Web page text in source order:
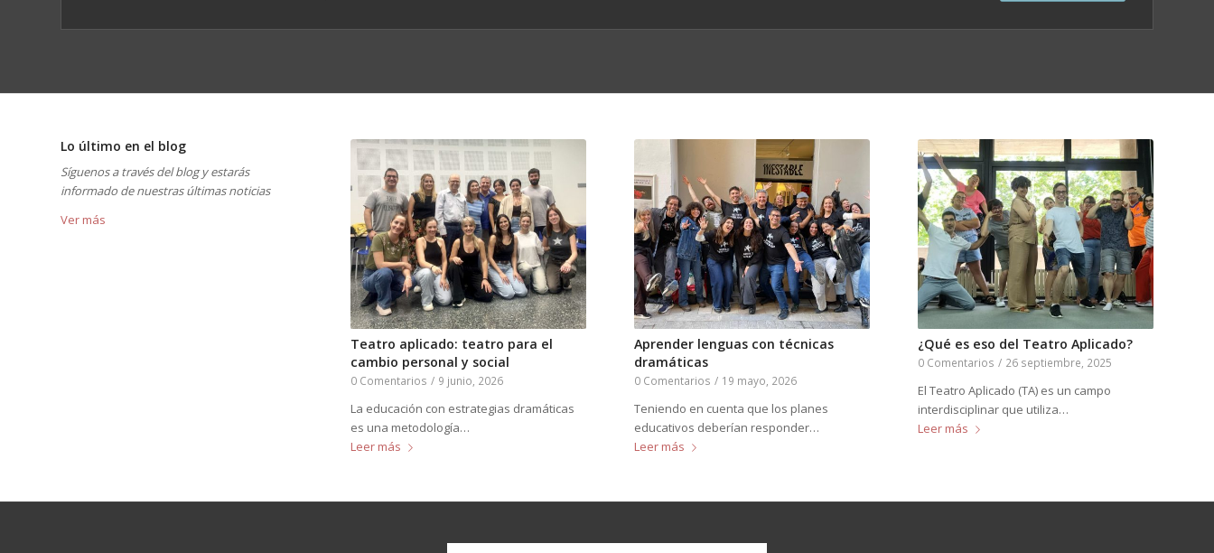
Lo último en el blog
Síguenos a través del blog y estarás
informado de nuestras últimas noticias
Ver más
Teatro aplicado: teatro para el
cambio personal y social
0 Comentarios / 9 junio, 2026
La educación con estrategias dramáticas
es una metodología…
Leer más
Aprender lenguas con técnicas
dramáticas
0 Comentarios / 19 mayo, 2026
Teniendo en cuenta que los planes
educativos deberían responder…
Leer más
¿Qué es eso del Teatro Aplicado?
0 Comentarios / 26 septiembre, 2025
El Teatro Aplicado (TA) es un campo
interdisciplinar que utiliza…
Leer más